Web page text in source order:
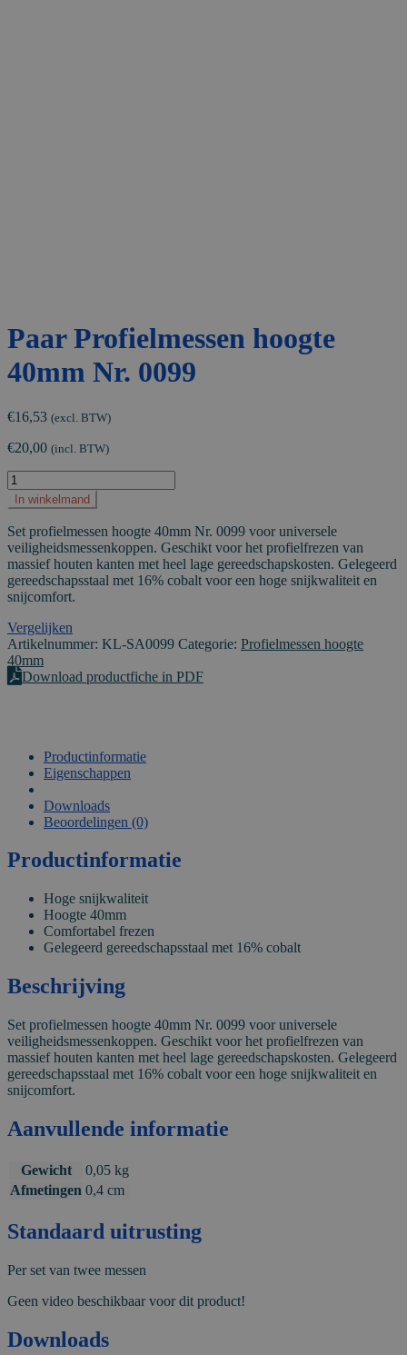
Paar Profielmessen hoogte
40mm Nr. 0099
€16,53 (excl. BTW)
€20,00 (incl. BTW)
Paar
Profielmessen
hoogte
40mm
Nr.
0099
aantal
In winkelmand
Set profielmessen hoogte 40mm Nr. 0099 voor universele
veiligheidsmessenkoppen. Geschikt voor het profielfrezen van
massief houten kanten met heel lage gereedschapskosten. Gelegeerd
gereedschapsstaal met 16% cobalt voor een hoge snijkwaliteit en
snijcomfort.
Vergelijken
Artikelnummer: KL-SA0099 Categorie: Profielmessen hoogte
40mm
Download productfiche in PDF
Productinformatie
Eigenschappen
Downloads
Beoordelingen (0)
Productinformatie
Hoge snijkwaliteit
Hoogte 40mm
Comfortabel frezen
Gelegeerd gereedschapsstaal met 16% cobalt
Beschrijving
Set profielmessen hoogte 40mm Nr. 0099 voor universele
veiligheidsmessenkoppen. Geschikt voor het profielfrezen van
massief houten kanten met heel lage gereedschapskosten. Gelegeerd
gereedschapsstaal met 16% cobalt voor een hoge snijkwaliteit en
snijcomfort.
Aanvullende informatie
Gewicht
0,05 kg
Afmetingen 0,4 cm
Standaard uitrusting
Per set van twee messen
Geen video beschikbaar voor dit product!
Downloads